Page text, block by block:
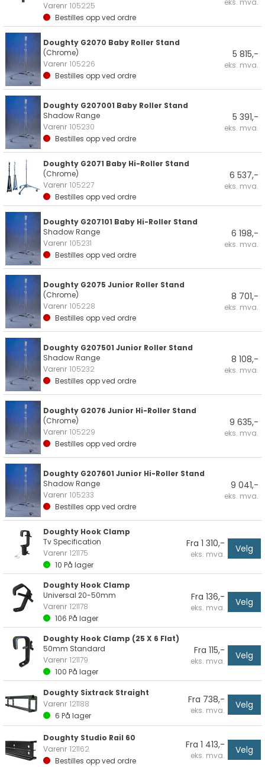
Varenr 105225
Bestilles opp ved ordre
Doughty G2070 Baby Roller Stand
(Chrome)
Varenr 105226
Bestilles opp ved ordre
5 815,-
eks. mva.
Doughty G207001 Baby Roller Stand
Shadow Range
Varenr 105230
Bestilles opp ved ordre
5 391,-
eks. mva.
Doughty G2071 Baby Hi-Roller Stand
(Chrome)
Varenr 105227
Bestilles opp ved ordre
6 537,-
eks. mva.
Doughty G207101 Baby Hi-Roller Stand
Shadow Range
Varenr 105231
Bestilles opp ved ordre
6 198,-
eks. mva.
Doughty G2075 Junior Roller Stand
(Chrome)
Varenr 105228
Bestilles opp ved ordre
8 701,-
eks. mva.
Doughty G207501 Junior Roller Stand
Shadow Range
Varenr 105232
Bestilles opp ved ordre
8 108,-
eks. mva.
Doughty G2076 Junior Hi-Roller Stand
(Chrome)
Varenr 105229
Bestilles opp ved ordre
9 635,-
eks. mva.
Doughty G207601 Junior Hi-Roller Stand
Shadow Range
Varenr 105233
Bestilles opp ved ordre
9 041,-
eks. mva.
Doughty Hook Clamp
Tv Specification
Varenr 121175
10 På lager
Fra 1 310,-
eks. mva. Velg
Doughty Hook Clamp
Universal 20-50mm
Varenr 121178
106 På lager
Fra 136,-
eks. mva. Velg
Doughty Hook Clamp (25 X 6 Flat)
50mm Standard
Varenr 121179
100 På lager
Fra 115,-
eks. mva. Velg
Doughty Sixtrack Straight
Varenr 121188
6 På lager
Fra 738,-
eks. mva. Velg
Doughty Studio Rail 60
Varenr 121162
Bestilles opp ved ordre
Fra 1 413,-
eks. mva. Velg